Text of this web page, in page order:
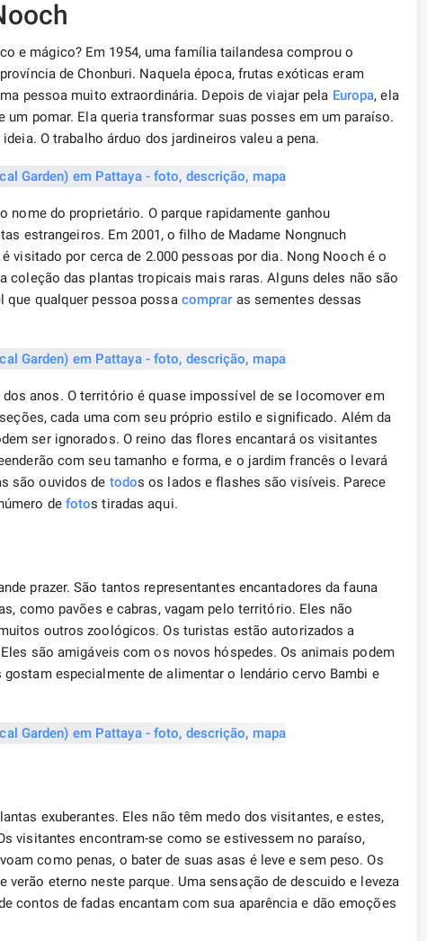
e mágico? Em 1954, uma família tailandesa comprou o
de Chonburi. Naquela época, frutas exóticas eram
pessoa muito extraordinária. Depois de viajar pela Europa, ela
pomar. Ela queria transformar suas posses em um paraíso.
ideia. O trabalho árduo dos jardineiros valeu a pena.
nome do proprietário. O parque rapidamente ganhou
estrangeiros. Em 2001, o filho de Madame Nongnuch
visitado por cerca de 2.000 pessoas por dia. Nong Nooch é o
coleção das plantas tropicais mais raras. Alguns deles não são
que qualquer pessoa possa comprar as sementes dessas
anos. O território é quase impossível de se locomover em
cada uma com seu próprio estilo e significado. Além da
ser ignorados. O reino das flores encantará os visitantes
com seu tamanho e forma, e o jardim francês o levará
são ouvidos de todos os lados e flashes são visíveis. Parece
de fotos tiradas aqui.
prazer. São tantos representantes encantadores da fauna
como pavões e cabras, vagam pelo território. Eles não
outros zoológicos. Os turistas estão autorizados a
são amigáveis ​​com os novos hóspedes. Os animais podem
especialmente de alimentar o lendário cervo Bambi e
exuberantes. Eles não têm medo dos visitantes, e estes,
visitantes encontram-se como se estivessem no paraíso,
como penas, o bater de suas asas é leve e sem peso. Os
verão eterno neste parque. Uma sensação de descuido e leveza
contos de fadas encantam com sua aparência e dão emoções